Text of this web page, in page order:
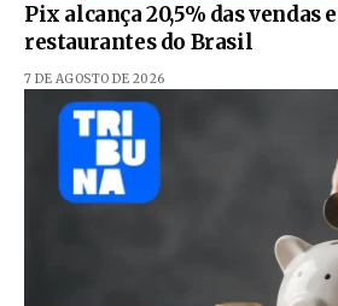
Pix alcança 20,5% das vendas
restaurantes do Brasil
7 DE AGOSTO DE 2026